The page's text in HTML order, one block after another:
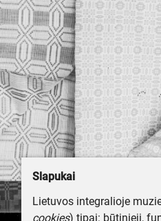
Slapukai
Lietuvos integralioje
cookies) tipai: būtinieji,